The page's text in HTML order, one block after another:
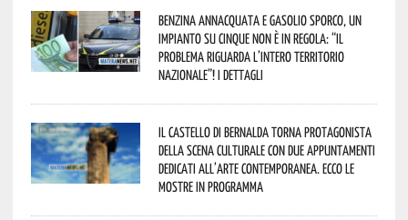
Benzina annacquata e gasolio sporco, un
impianto su cinque non è in regola: “il
problema riguarda l’intero territorio
Nazionale”! I dettagli
Il Castello di Bernalda torna protagonista
della scena culturale con due appuntamenti
dedicati all’arte contemporanea. Ecco le
mostre in programma